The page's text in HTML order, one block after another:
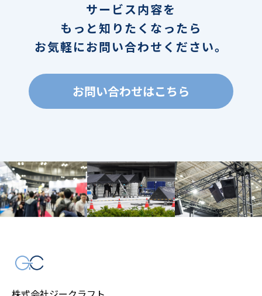
サービス内容を
もっと知りたくなったら
お気軽にお問い合わせください。
お問い合わせはこちら